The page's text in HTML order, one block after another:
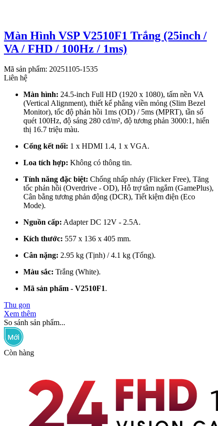
Màn Hình VSP V2510F1 Trắng (25inch /
VA / FHD / 100Hz / 1ms)
Mã sản phẩm: 20251105-1535
Liên hệ
Màn hình: 24.5-inch Full HD (1920 x 1080), tấm nền VA
(Vertical Alignment), thiết kế phẳng viền mỏng (Slim Bezel
Monitor), tốc độ phản hồi 1ms (OD) / 5ms (MPRT), tần số
quét 100Hz, độ sáng 280 cd/m², độ tương phản 3000:1, hiển
thị 16.7 triệu màu.
Cổng kết nối: 1 x HDMI 1.4, 1 x VGA.
Loa tích hợp: Không có thông tin.
Tính năng đặc biệt: Chống nhấp nháy (Flicker Free), Tăng
tốc phản hồi (Overdrive - OD), Hỗ trợ tâm ngắm (GamePlus),
Cân bằng tương phản động (DCR), Tiết kiệm điện (Eco
Mode).
Nguồn cấp: Adapter DC 12V - 2.5A.
Kích thước: 557 x 136 x 405 mm.
Cân nặng: 2.95 kg (Tịnh) / 4.1 kg (Tổng).
Màu sắc: Trắng (White).
Mã sản phẩm - V2510F1.
Thu gọn
Xem thêm
So sánh sản phẩm...
Còn hàng